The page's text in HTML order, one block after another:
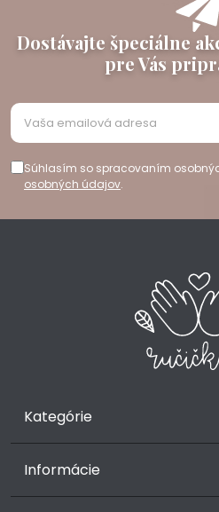
Dostávajte špeciálne
pre Vás
Súhlasím so spracovaním
osobných údajov.
Kategórie
Informácie